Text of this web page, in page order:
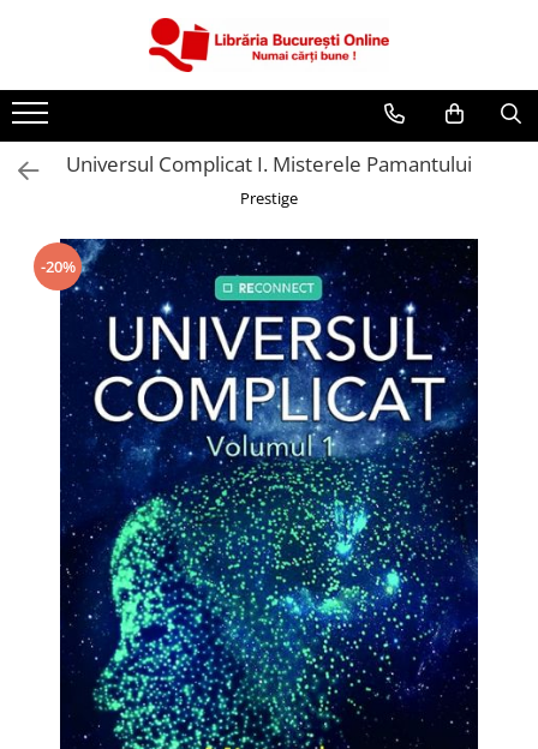
Artă și Enciclopedii
Beletristică
Cărți pentru copii
Cărți pentru tineri
Creșterea copilului
Dezvoltare Personală
Diete și Fitness
Familie și Cuplu
Hobby și Divertisment
Istorie și Civilizații
Istorie și Conspirații
Manuale și Dicționare
Medicină și Sănătate
Practic. Casă și Grădina
Psihologie
Religie
Universul Complicat I. Misterele Pamantului
Prestige
-20%